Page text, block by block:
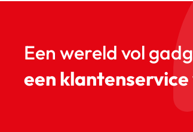
Een wereld vol
een klantenservice